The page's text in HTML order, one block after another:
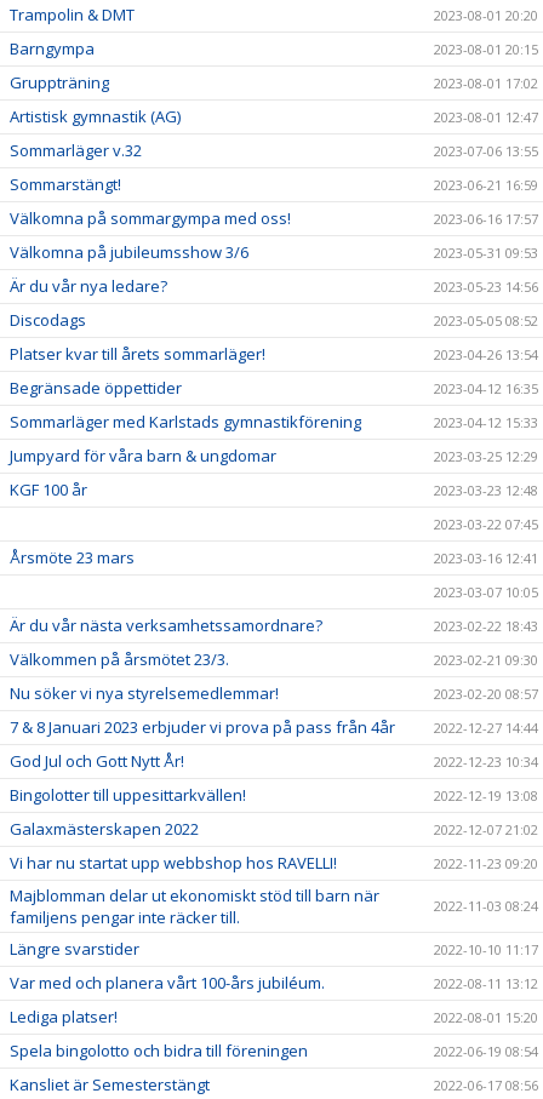
Trampolin & DMT 2023-08-01 20:20
Barngympa 2023-08-01 20:15
Gruppträning 2023-08-01 17:02
Artistisk gymnastik (AG) 2023-08-01 12:47
Sommarläger v.32 2023-07-06 13:55
Sommarstängt! 2023-06-21 16:59
Välkomna på sommargympa med oss! 2023-06-16 17:57
Välkomna på jubileumsshow 3/6 2023-05-31 09:53
Är du vår nya ledare? 2023-05-23 14:56
Discodags 2023-05-05 08:52
Platser kvar till årets sommarläger! 2023-04-26 13:54
Begränsade öppettider 2023-04-12 16:35
Sommarläger med Karlstads gymnastikförening 2023-04-12 15:33
Jumpyard för våra barn & ungdomar 2023-03-25 12:29
KGF 100 år
2023-03-23 12:48
2023-03-22 07:45
Årsmöte 23 mars
2023-03-16 12:41
2023-03-07 10:05
Är du vår nästa verksamhetssamordnare? 2023-02-22 18:43
Välkommen på årsmötet 23/3. 2023-02-21 09:30
Nu söker vi nya styrelsemedlemmar! 2023-02-20 08:57
7 & 8 Januari 2023 erbjuder vi prova på pass från 4år 2022-12-27 14:44
God Jul och Gott Nytt År! 2022-12-23 10:34
Bingolotter till uppesittarkvällen! 2022-12-19 13:08
Galaxmästerskapen 2022 2022-12-07 21:02
Vi har nu startat upp webbshop hos RAVELLI! 2022-11-23 09:20
Majblomman delar ut ekonomiskt stöd till barn när
familjens pengar inte räcker till.
2022-11-03 08:24
Längre svarstider 2022-10-10 11:17
Var med och planera vårt 100-års jubiléum. 2022-08-11 13:12
Lediga platser! 2022-08-01 15:20
Spela bingolotto och bidra till föreningen 2022-06-19 08:54
Kansliet är Semesterstängt 2022-06-17 08:56